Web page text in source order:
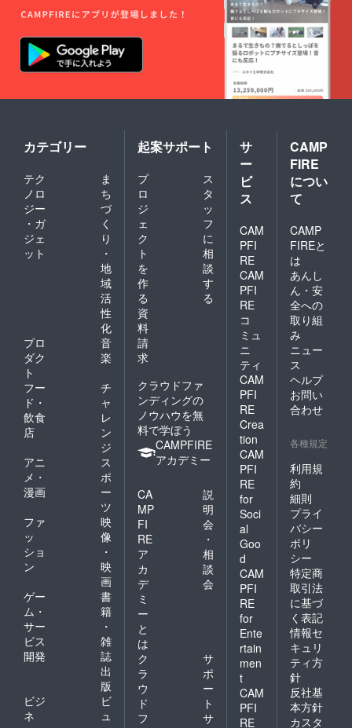
カテゴリー
テク
ノロ
ジー
・ガ
ジェ
ット
ま
ち
づ
く
り
・
地
域
活
性
化
プロ
ダク
ト
音
楽
フー
ド・
飲食
店
チ
ャ
レ
ン
ジ
アニ
メ・
漫画
ス
ポ
ー
ツ
ファ
ッ
ショ
ン
映
像
・
映
画
ゲー
ム・
サー
ビス
開発
書
籍
・
雑
誌
出
版
ビジ
ネ
ビ
ュ
起案サポート
プ
ロ
ジ
ェ
ク
ト
を
作
る
ス
タ
ッ
フ
に
相
談
す
る
資
料
請
求
クラウドファ
ンディングの
ノウハウを無
料で学ぼう
CAMPFIRE
アカデミー
CA
MP
FI
RE
ア
カ
デ
ミ
ー
と
は
説
明
会
・
相
談
会
ク
ラ
ウ
ド
フ
サ
ポ
ー
ト
サ
サ
ー
ビ
ス
CAM
PFI
RE
CAM
PFI
RE
コ
ミュ
ニ
ティ
CAM
PFI
RE
Crea
tion
CAM
PFI
RE
for
Soci
al
Goo
d
CAM
PFI
RE
for
Ente
rtain
men
t
CAM
PFI
RE
CAMP
FIRE
につい
て
CAMP
FIREと
は
あんし
ん・安
全への
取り組
み
ニュー
ス
ヘルプ
お問い
合わせ
各種規定
利用規
約
細則
プライ
バシー
ポリ
シー
特定商
取引法
に基づ
く表記
情報セ
キュリ
ティ方
針
反社基
本方針
カスタ